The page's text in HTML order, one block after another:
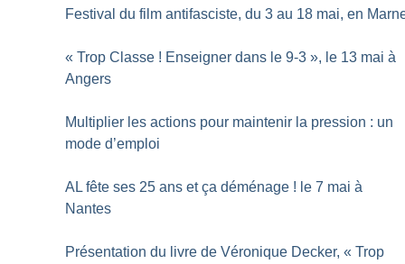
Festival du film antifasciste, du 3 au 18 mai, en
« Trop Classe ! Enseigner dans le 9-3 », le 13 mai à
Angers
Multiplier les actions pour maintenir la pression : un
mode d’emploi
AL fête ses 25 ans et ça déménage ! le 7 mai à
Nantes
Présentation du livre de Véronique Decker, « Trop